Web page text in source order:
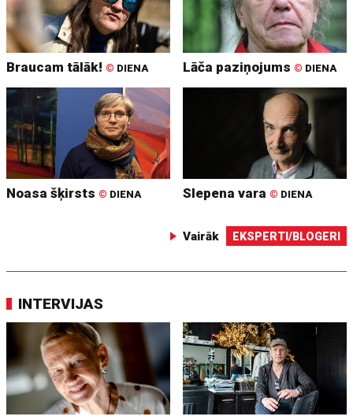
Braucam tālāk! © DIENA Lāča paziņojums © DIENA
Noasa šķirsts © DIENA Slepena vara © DIENA
Vairāk EKSPERTI/BLOGERI
INTERVIJAS